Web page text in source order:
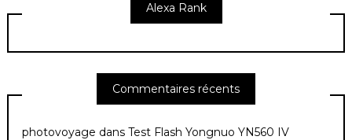
Alexa Rank
Commentaires récents
photovoyage dansTest Flash Yongnuo YN560 IV